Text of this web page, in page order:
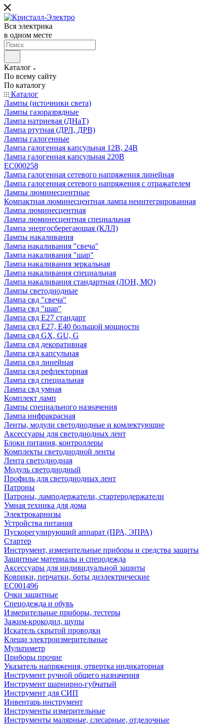
Вся электрика
в одном месте
Каталог
По всему сайту
По каталогу
Каталог
Лампы (источники света)
Лампы газоразрядные
Лампа натриевая (ДНаТ)
Лампа ртутная (ДРЛ, ДРВ)
Лампы галогенные
Лампа галогенная капсульная 12В, 24В
Лампа галогенная капсульная 220В
EC000258
Лампа галогенная сетевого напряжения линейная
Лампа галогенная сетевого напряжения с отражателем
Лампы люминесцентные
Компактная люминесцентная лампа неинтегрированная
Лампа люминесцентная
Лампа люминесцентная специальная
Лампа энергосберегающая (КЛЛ)
Лампы накаливания
Лампа накаливания "свеча"
Лампа накаливания "шар"
Лампа накаливания зеркальная
Лампа накаливания специальная
Лампа накаливания стандартная (ЛОН, МО)
Лампы светодиодные
Лампа свд "свеча"
Лампа свд "шар"
Лампа свд E27 стандарт
Лампа свд E27, Е40 большой мощности
Лампа свд GX, GU, G
Лампа свд декоративная
Лампа свд капсульная
Лампа свд линейная
Лампа свд рефлекторная
Лампа свд специальная
Лампа свд умная
Комплект ламп
Лампы специального назначения
Лампа инфракрасная
Ленты, модули светодиодные и комлектующие
Аксессуары для светодиодных лент
Блоки питания, контроллеры
Комплекты светодиодной ленты
Лента светодиодная
Модуль светодиодный
Профиль для светодиодных лент
Патроны
Патроны, ламподержатели, стартеродержатели
Умная техника для дома
Электрокарнизы
Устройства питания
Пускорегулирующий аппарат (ПРА, ЭПРА)
Стартер
Инструмент, измерительные приборы и средства защиты
Защитные материалы и спецодежда
Аксессуары для индивидуальной защиты
Коврики, перчатки, боты диэлектрические
EC001496
Очки защитные
Спецодежда и обувь
Измерительные приборы, тестеры
Зажим-крокодил, щупы
Искатель скрытой проводки
Клещи электроизмерительные
Мультиметр
Приборы прочие
Указатель напряжения, отвертка индикаторная
Инструмент ручной общего назначения
Инструмент шарнирно-губчатый
Инструмент для СИП
Инвентарь инструмент
Инструменты измерительные
Инструменты малярные, слесарные, отделочные